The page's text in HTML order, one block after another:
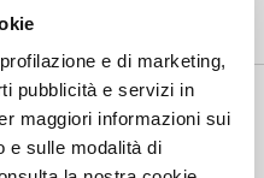
e di marketing,
pubblicità e servizi in
maggiori informazioni sui
e sulle modalità di
4.0 è tornata al valore
fine gennaio
Pac in base a una